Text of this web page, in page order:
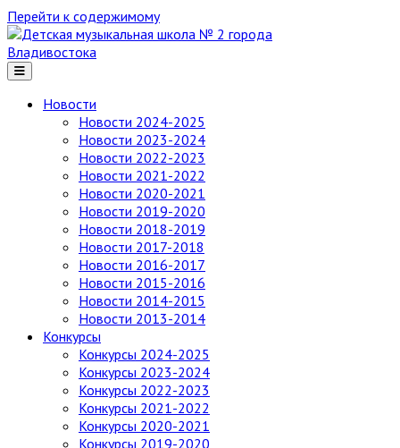
Перейти к содержимому
Детская
музыкальная
школа
города
Владивостока
Новости
Новости 2024-2025
Новости 2023-2024
Новости 2022-2023
Новости 2021-2022
Новости 2020-2021
Новости 2019-2020
Новости 2018-2019
Новости 2017-2018
Новости 2016-2017
Новости 2015-2016
Новости 2014-2015
Новости 2013-2014
Конкурсы
Конкурсы 2024-2025
Конкурсы 2023-2024
Конкурсы 2022-2023
Конкурсы 2021-2022
Конкурсы 2020-2021
Конкурсы 2019-2020